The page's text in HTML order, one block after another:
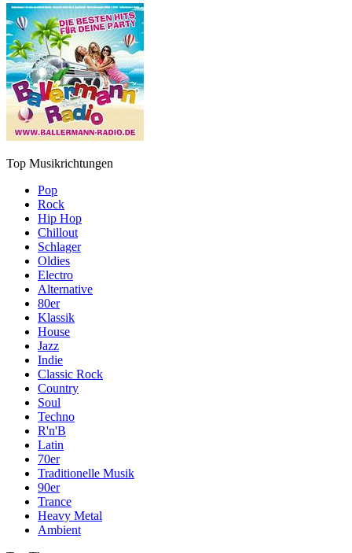
Top Musikrichtungen
Pop
Rock
Hip Hop
Chillout
Schlager
Oldies
Electro
Alternative
80er
Klassik
House
Jazz
Indie
Classic Rock
Country
Soul
Techno
R'n'B
Latin
70er
Traditionelle Musik
90er
Trance
Heavy Metal
Ambient